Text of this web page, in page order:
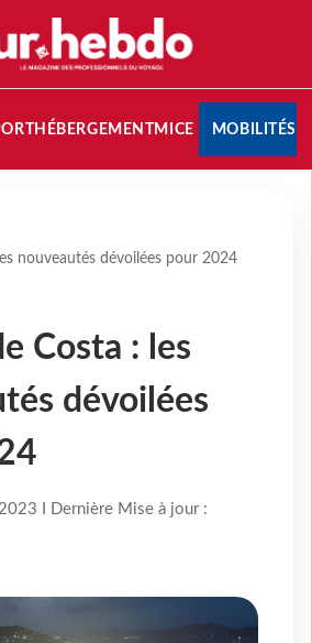
HÉBERGEMENTMICE MOBILITÉS
nouveautés dévoilées pour 2024
Costa : les
dévoilées
I Dernière Mise à jour :